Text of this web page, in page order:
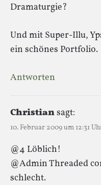
Dramaturgie?
Und mit Super-Illu,
ein schönes Portfolio.
Antworten
Christiansagt:
10. Februar 2009 um 12:31
@4 Löblich!
@Admin Threaded
schlecht.